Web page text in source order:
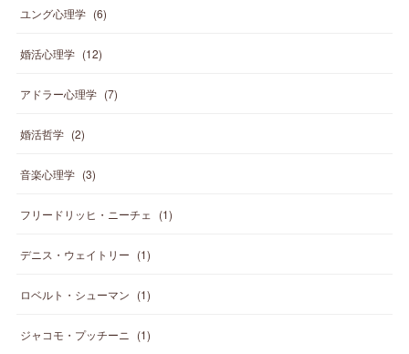
ユング心理学 (6)
婚活心理学 (12)
アドラー心理学 (7)
婚活哲学 (2)
音楽心理学 (3)
フリードリッヒ・ニーチェ (1)
デニス・ウェイトリー (1)
ロベルト・シューマン (1)
ジャコモ・プッチーニ (1)